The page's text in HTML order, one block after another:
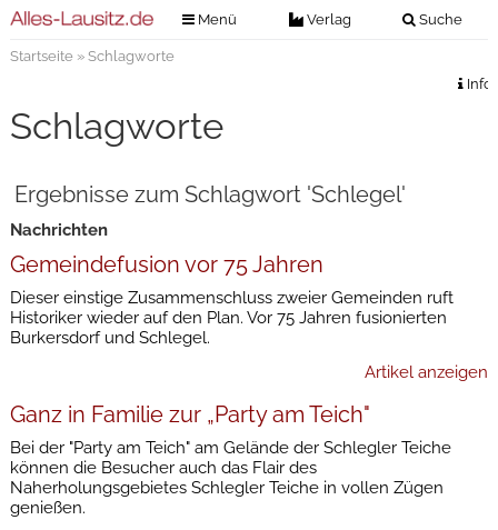
Menü Verlag Suche
Verlag
Kontakt
Anzeigenannahme
Digitale Ausgaben
Startseite» Schlagworte
Info
Schlagworte
Ergebnisse zum Schlagwort 'Schlegel'
Nachrichten
Gemeindefusion vor 75 Jahren
Dieser einstige Zusammenschluss zweier Gemeinden ruft
Historiker wieder auf den Plan. Vor 75 Jahren fusionierten
Burkersdorf und Schlegel.
Artikel anzeigen
Ganz in Familie zur „Party am Teich"
Bei der "Party am Teich" am Gelände der Schlegler Teiche
können die Besucher auch das Flair des
Naherholungsgebietes Schlegler Teiche in vollen Zügen
genießen.